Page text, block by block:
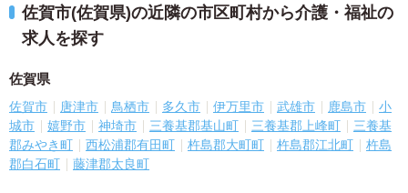
佐賀市(佐賀県)の近隣の市区町村から介護・福祉の
求人を探す
佐賀県
佐賀市 唐津市 鳥栖市 多久市 伊万里市 武雄市 鹿島市
小
城市
嬉野市 神埼市 三養基郡基山町 三養基郡上峰町
三養基
郡みやき町
西松浦郡有田町 杵島郡大町町 杵島郡江北町
杵島
郡白石町
藤津郡太良町